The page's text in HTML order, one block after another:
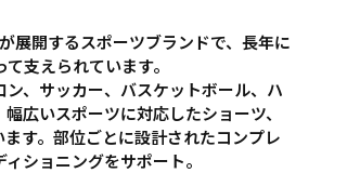
展開するスポーツブランドで、長年に
支えられています。
、サッカー、バスケットボール、ハ
広いスポーツに対応したショーツ、
す。部位ごとに設計されたコンプレ
ショニングをサポート。